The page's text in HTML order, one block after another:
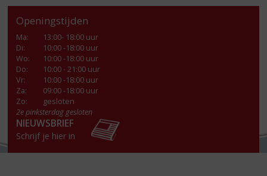
Openingstijden
Ma:
13:00- 18:00 uur
Di:
10:00 -18:00 uur
Wo:
10:00 -18:00 uur
Do:
10:00 - 21:00 uur
Vr:
10:00 -18:00 uur
Za:
09:00 -18:00 uur
Zo:
gesloten
2e pinksterdag gesloten
NIEUWSBRIEF
Schrijf je hier in